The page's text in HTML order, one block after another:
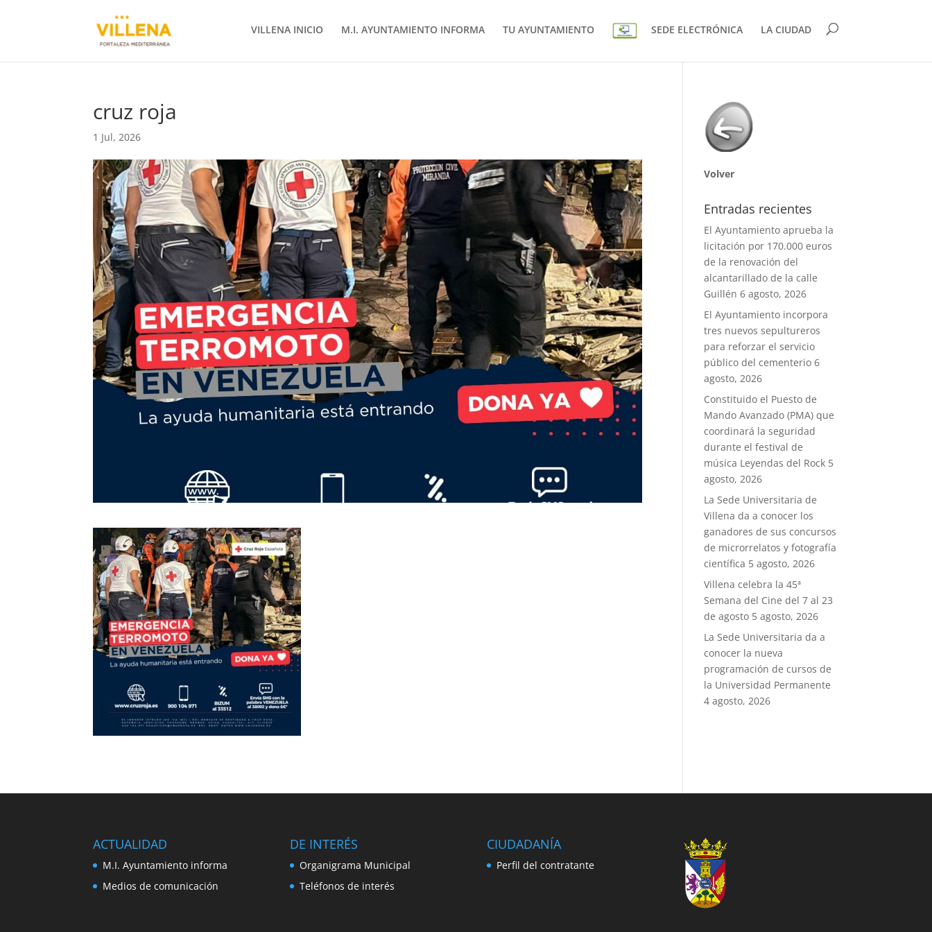
VILLENA INICIO M.I. AYUNTAMIENTO INFORMA TU AYUNTAMIENTO SEDE ELECTRÓNICA LA CIUDAD
cruz roja
1 Jul, 2026
Volver
Entradas recientes
El Ayuntamiento aprueba la
licitación por 170.000 euros
de la renovación del
alcantarillado de la calle
Guillén 6 agosto, 2026
El Ayuntamiento incorpora
tres nuevos sepultureros
para reforzar el servicio
público del cementerio 6
agosto, 2026
Constituido el Puesto de
Mando Avanzado (PMA) que
coordinará la seguridad
durante el festival de
música Leyendas del Rock 5
agosto, 2026
La Sede Universitaria de
Villena da a conocer los
ganadores de sus concursos
de microrrelatos y fotografía
científica 5 agosto, 2026
Villena celebra la 45ª
Semana del Cine del 7 al 23
de agosto 5 agosto, 2026
La Sede Universitaria da a
conocer la nueva
programación de cursos de
la Universidad Permanente
4 agosto, 2026
ACTUALIDAD
M.I. Ayuntamiento informa
Medios de comunicación
DE INTERÉS
Organigrama Municipal
Teléfonos de interés
CIUDADANÍA
Perfil del contratante